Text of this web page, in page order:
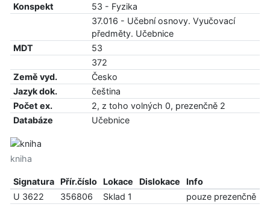
Konspekt
53 - Fyzika
37.016 - Učební osnovy. Vyučovací
předměty. Učebnice
MDT
53
372
Země vyd.
Česko
Jazyk dok.
čeština
Počet ex.
2, z toho volných 0, prezenčně 2
Databáze
Učebnice
kniha
Signatura Přír.číslo Lokace Dislokace
Info
U 3622
356806 Sklad 1
pouze prezenčně